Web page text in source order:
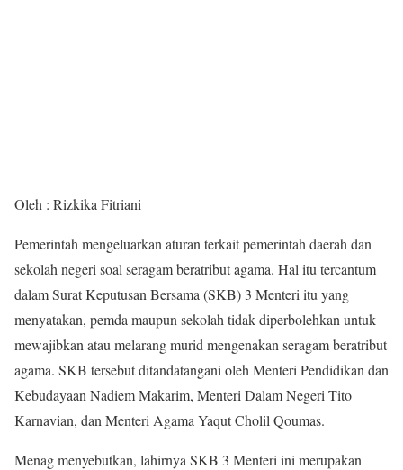
Oleh : Rizkika Fitriani
Pemerintah mengeluarkan aturan terkait pemerintah daerah dan
sekolah negeri soal seragam beratribut agama. Hal itu tercantum
dalam Surat Keputusan Bersama (SKB) 3 Menteri itu yang
menyatakan, pemda maupun sekolah tidak diperbolehkan untuk
mewajibkan atau melarang murid mengenakan seragam beratribut
agama. SKB tersebut ditandatangani oleh Menteri Pendidikan dan
Kebudayaan Nadiem Makarim, Menteri Dalam Negeri Tito
Karnavian, dan Menteri Agama Yaqut Cholil Qoumas.
Menag menyebutkan, lahirnya SKB 3 Menteri ini merupakan